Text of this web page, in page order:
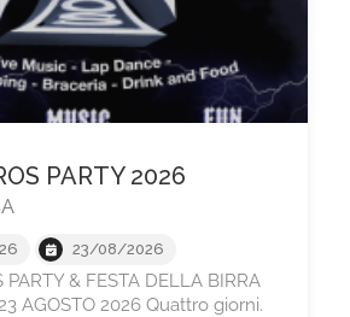
PARTY 2026
23/08/2026
PARTY & FESTA DELLA BIRRA
23 AGOSTO 2026 Quattro giorni.